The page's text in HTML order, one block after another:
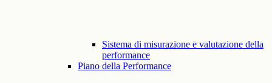
Sistema di misurazione e valutazione della
performance
Piano della Performance